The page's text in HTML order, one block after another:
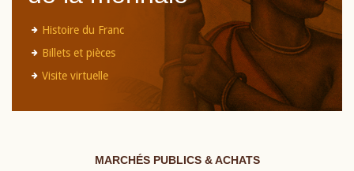
Histoire du Franc
Billets et pièces
Visite virtuelle
MARCHÉS PUBLICS & ACHATS